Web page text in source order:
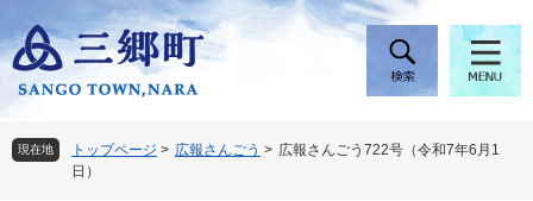
ー
ジ
頭
で
ニ
ュ
飛
ば
現在地 トップページ > 広報さんごう > 広報さんごう722号（令和7年6月1
日）